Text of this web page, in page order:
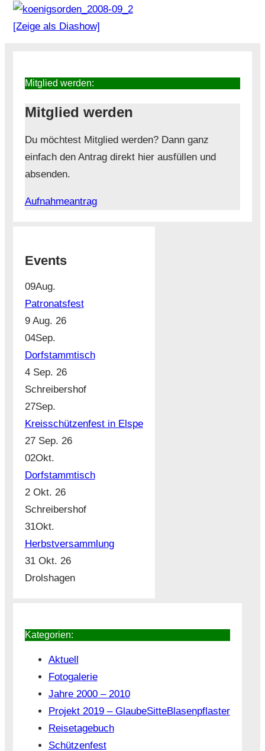
[Zeige als Diashow]
Mitglied werden:
Mitglied werden
Du möchtest Mitglied werden? Dann ganz
einfach den Antrag direkt hier ausfüllen und
absenden.
Aufnahmeantrag
Events
09Aug.
Patronatsfest
9 Aug. 26
04Sep.
Dorfstammtisch
4 Sep. 26
Schreibershof
27Sep.
Kreisschützenfest in Elspe
27 Sep. 26
02Okt.
Dorfstammtisch
2 Okt. 26
Schreibershof
31Okt.
Herbstversammlung
31 Okt. 26
Drolshagen
Kategorien:
Aktuell
Fotogalerie
Jahre 2000 – 2010
Projekt 2019 – GlaubeSitteBlasenpflaster
Reisetagebuch
Schützenfest